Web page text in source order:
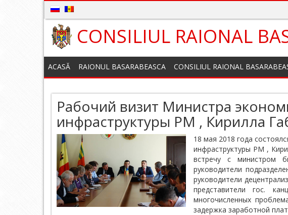
CONSILIUL RAIONAL
ACASĂ RAIONUL BASARABEASCA CONSILIUL RAIONAL
Рабочий визит Министра
инфраструктуры РМ , Кирилла
18 мая 2018 года
инфраструктуры РМ ,
встречу с министром
руководители
руководители
представители гос.
многочисленных
задержка заработной